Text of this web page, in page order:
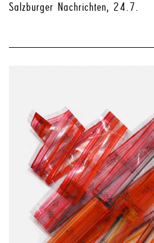
Salzburger Nachrichten, 24.7.